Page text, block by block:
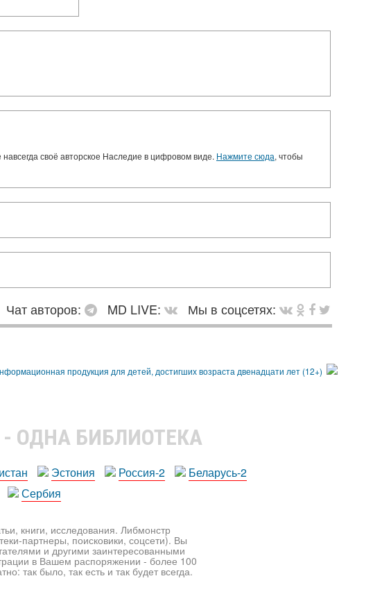
своё авторское Наследие в цифровом виде. Нажмите сюда, чтобы
Чат авторов: MD LIVE:
Мы в соцсетях:
ОДНА БИБЛИОТЕКА
Эстония Россия-2
Беларусь-2
Сербия
книги, исследования. Либмонстр
партнеры, поисковики, соцсети). Вы
и другими заинтересованными
в Вашем распоряжении - более 100
так было, так есть и так будет всегда.